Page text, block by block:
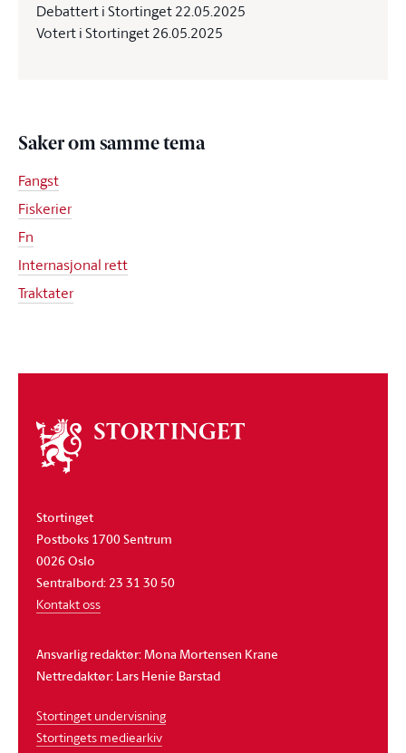
Debattert i Stortinget 22.05.2025
Votert i Stortinget 26.05.2025
Saker om samme tema
Fangst
Fiskerier
Fn
Internasjonal rett
Traktater
Om
stortinget
Stortinget
Postboks 1700 Sentrum
0026 Oslo
Sentralbord: 23 31 30 50
Kontakt oss
Ansvarlig redaktør: Mona Mortensen Krane
Nettredaktør: Lars Henie Barstad
Stortinget undervisning
Stortingets mediearkiv